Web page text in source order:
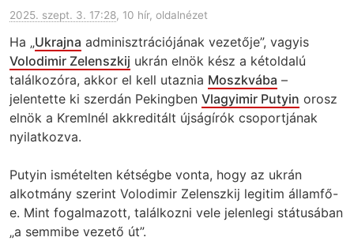
2025. szept. 3. 17:28, 10 hír, oldalnézet
Ha „Ukrajna adminisztrációjának vezetője”, vagyis
Volodimir Zelenszkij ukrán elnök kész a kétoldalú
találkozóra, akkor el kell utaznia Moszkvába –
jelentette ki szerdán Pekingben Vlagyimir Putyin orosz
elnök a Kremlnél akkreditált újságírók csoportjának
nyilatkozva.
Putyin ismételten kétségbe vonta, hogy az ukrán
alkotmány szerint Volodimir Zelenszkij legitim államfő-
e. Mint fogalmazott, találkozni vele jelenlegi státusában
„a semmibe vezető út”.